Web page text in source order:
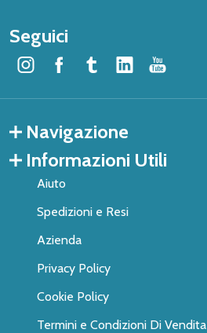
Seguici
Navigazione
Informazioni Utili
Aiuto
Spedizioni e Resi
Azienda
Privacy Policy
Cookie Policy
Termini e Condizioni Di Vendita